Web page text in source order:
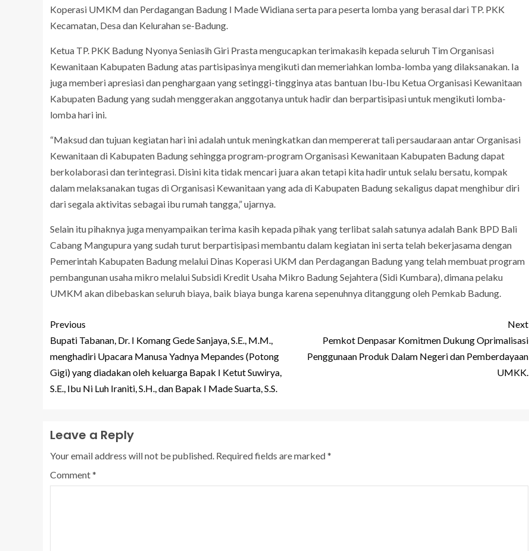
Koperasi UMKM dan Perdagangan Badung I Made Widiana serta para peserta lomba yang berasal dari TP. PKK
Kecamatan, Desa dan Kelurahan se-Badung.
Ketua TP. PKK Badung Nyonya Seniasih Giri Prasta mengucapkan terimakasih kepada seluruh Tim Organisasi
Kewanitaan Kabupaten Badung atas partisipasinya mengikuti dan memeriahkan lomba-lomba yang dilaksanakan. Ia
juga memberi apresiasi dan penghargaan yang setinggi-tingginya atas bantuan Ibu-Ibu Ketua Organisasi Kewanitaan
Kabupaten Badung yang sudah menggerakan anggotanya untuk hadir dan berpartisipasi untuk mengikuti lomba-
lomba hari ini.
“Maksud dan tujuan kegiatan hari ini adalah untuk meningkatkan dan mempererat tali persaudaraan antar Organisasi
Kewanitaan di Kabupaten Badung sehingga program-program Organisasi Kewanitaan Kabupaten Badung dapat
berkolaborasi dan terintegrasi. Disini kita tidak mencari juara akan tetapi kita hadir untuk selalu bersatu, kompak
dalam melaksanakan tugas di Organisasi Kewanitaan yang ada di Kabupaten Badung sekaligus dapat menghibur diri
dari segala aktivitas sebagai ibu rumah tangga,” ujarnya.
Selain itu pihaknya juga menyampaikan terima kasih kepada pihak yang terlibat salah satunya adalah Bank BPD Bali
Cabang Mangupura yang sudah turut berpartisipasi membantu dalam kegiatan ini serta telah bekerjasama dengan
Pemerintah Kabupaten Badung melalui Dinas Koperasi UKM dan Perdagangan Badung yang telah membuat program
pembangunan usaha mikro melalui Subsidi Kredit Usaha Mikro Badung Sejahtera (Sidi Kumbara), dimana pelaku
UMKM akan dibebaskan seluruh biaya, baik biaya bunga karena sepenuhnya ditanggung oleh Pemkab Badung.
Previous
Bupati Tabanan, Dr. I Komang Gede Sanjaya, S.E., M.M.,
menghadiri Upacara Manusa Yadnya Mepandes (Potong
Gigi) yang diadakan oleh keluarga Bapak I Ketut Suwirya,
S.E., Ibu Ni Luh Iraniti, S.H., dan Bapak I Made Suarta, S.S.
Next
Pemkot Denpasar Komitmen Dukung Oprimalisasi
Penggunaan Produk Dalam Negeri dan Pemberdayaan
UMKK.
Leave a Reply
Your email address will not be published. Required fields are marked*
Comment*